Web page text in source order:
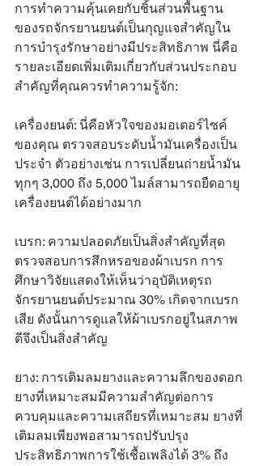
การทำความคุ้นเคยกับชิ้นส่วนพื้นฐาน
ของรถจักรยานยนต์เป็นกุญแจสำคัญใน
การบำรุงรักษาอย่างมีประสิทธิภาพ นี่คือ
รายละเอียดเพิ่มเติมเกี่ยวกับส่วนประกอบ
สำคัญที่คุณควรทำความรู้จัก:
เครื่องยนต์: นี่คือหัวใจของมอเตอร์ไซค์
ของคุณ ตรวจสอบระดับน้ำมันเครื่องเป็น
ประจำ ตัวอย่างเช่น การเปลี่ยนถ่ายน้ำมัน
ทุกๆ 3,000 ถึง 5,000 ไมล์สามารถยืดอายุ
เครื่องยนต์ได้อย่างมาก
เบรก: ความปลอดภัยเป็นสิ่งสำคัญที่สุด
ตรวจสอบการสึกหรอของผ้าเบรก การ
ศึกษาวิจัยแสดงให้เห็นว่าอุบัติเหตุรถ
จักรยานยนต์ประมาณ 30% เกิดจากเบรก
เสีย ดังนั้นการดูแลให้ผ้าเบรกอยู่ในสภาพ
ดีจึงเป็นสิ่งสำคัญ
ยาง: การเติมลมยางและความลึกของดอก
ยางที่เหมาะสมมีความสำคัญต่อการ
ควบคุมและความเสถียรที่เหมาะสม ยางที่
เติมลมเพียงพอสามารถปรับปรุง
ประสิทธิภาพการใช้เชื้อเพลิงได้ 3% ถึง